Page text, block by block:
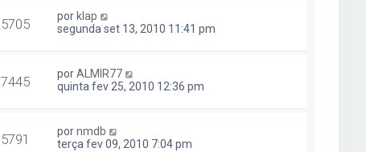
5705 por klap
segunda set 13, 2010 11:41 pm
7445 porALMIR77
quinta fev 25, 2010 12:36 pm
5791 pornmdb
terça fev 09, 2010 7:04 pm